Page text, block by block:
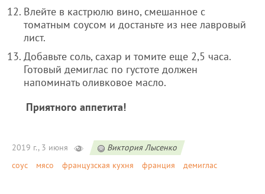
Влейте в кастрюлю вино, смешанное с
томатным соусом и достаньте из нее лавровый
лист.
Добавьте соль, сахар и томите еще 2,5 часа.
Готовый демиглас по густоте должен
напоминать оливковое масло.
Приятного аппетита!
2019 г., 3 июня
Виктория Лысенко
соус
мясо французская кухня франция демиглас